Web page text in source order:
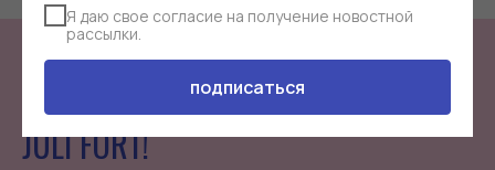
Я даю свое согласие на получение новостной
рассылки.
подписаться
СТАНЬ ЧАСТЬЮЗАКРЫТОГО КЛУБА
JULI FORT!